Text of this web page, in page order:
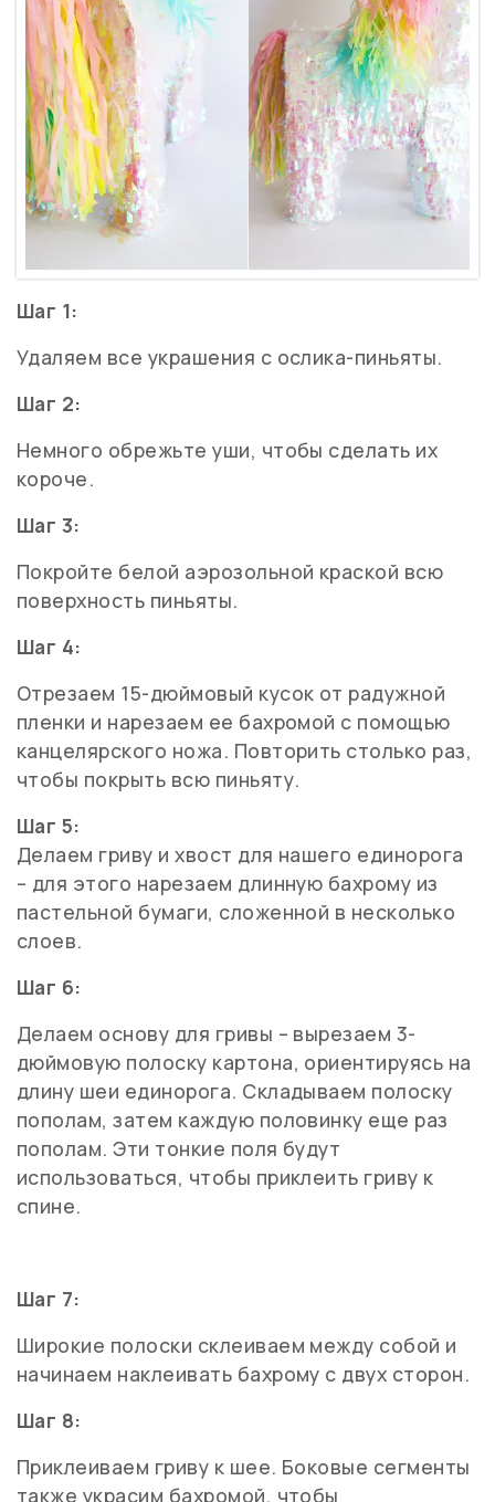
Шаг 1:
Удаляем все украшения с ослика-пиньяты.
Шаг 2:
Немного обрежьте уши, чтобы сделать их
короче.
Шаг 3:
Покройте белой аэрозольной краской всю
поверхность пиньяты.
Шаг 4:
Отрезаем 15-дюймовый кусок от радужной
пленки и нарезаем ее бахромой с помощью
канцелярского ножа. Повторить столько раз,
чтобы покрыть всю пиньяту.
Шаг 5:
Делаем гриву и хвост для нашего единорога
– для этого нарезаем длинную бахрому из
пастельной бумаги, сложенной в несколько
слоев.
Шаг 6:
Делаем основу для гривы – вырезаем 3-
дюймовую полоску картона, ориентируясь на
длину шеи единорога. Складываем полоску
пополам, затем каждую половинку еще раз
пополам. Эти тонкие поля будут
использоваться, чтобы приклеить гриву к
спине.
Шаг 7:
Широкие полоски склеиваем между собой и
начинаем наклеивать бахрому с двух сторон.
Шаг 8:
Приклеиваем гриву к шее. Боковые сегменты
также украсим бахромой, чтобы